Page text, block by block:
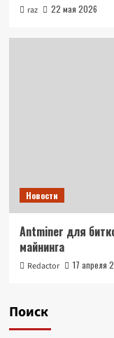
raz 22 мая 2026
Новости
Antminer для
майнинга
Redactor 17 апреля
Поиск